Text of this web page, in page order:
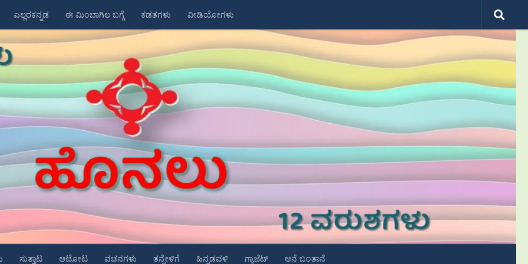
ಎಲ್ಲರಕನ್ನಡ ಈ ಮಿಂಬಾಗಿಲ ಬಗ್ಗೆ ಕಡತಗಳು ವೀಡಿಯೋಗಳು
ಸುತ್ತಾಟ ಆಟೋಟ ವಚನಗಳು ತನ್ನೇಳಿಗೆ ಹಿನ್ನಡವಳಿ ಗ್ಯಾಜೆಟ್ ಆನೆ ಬಂತಾನೆ